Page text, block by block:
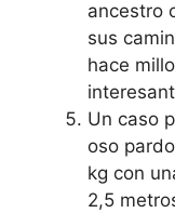
ancestro
sus
hace
Un caso
oso
kg con
2,5